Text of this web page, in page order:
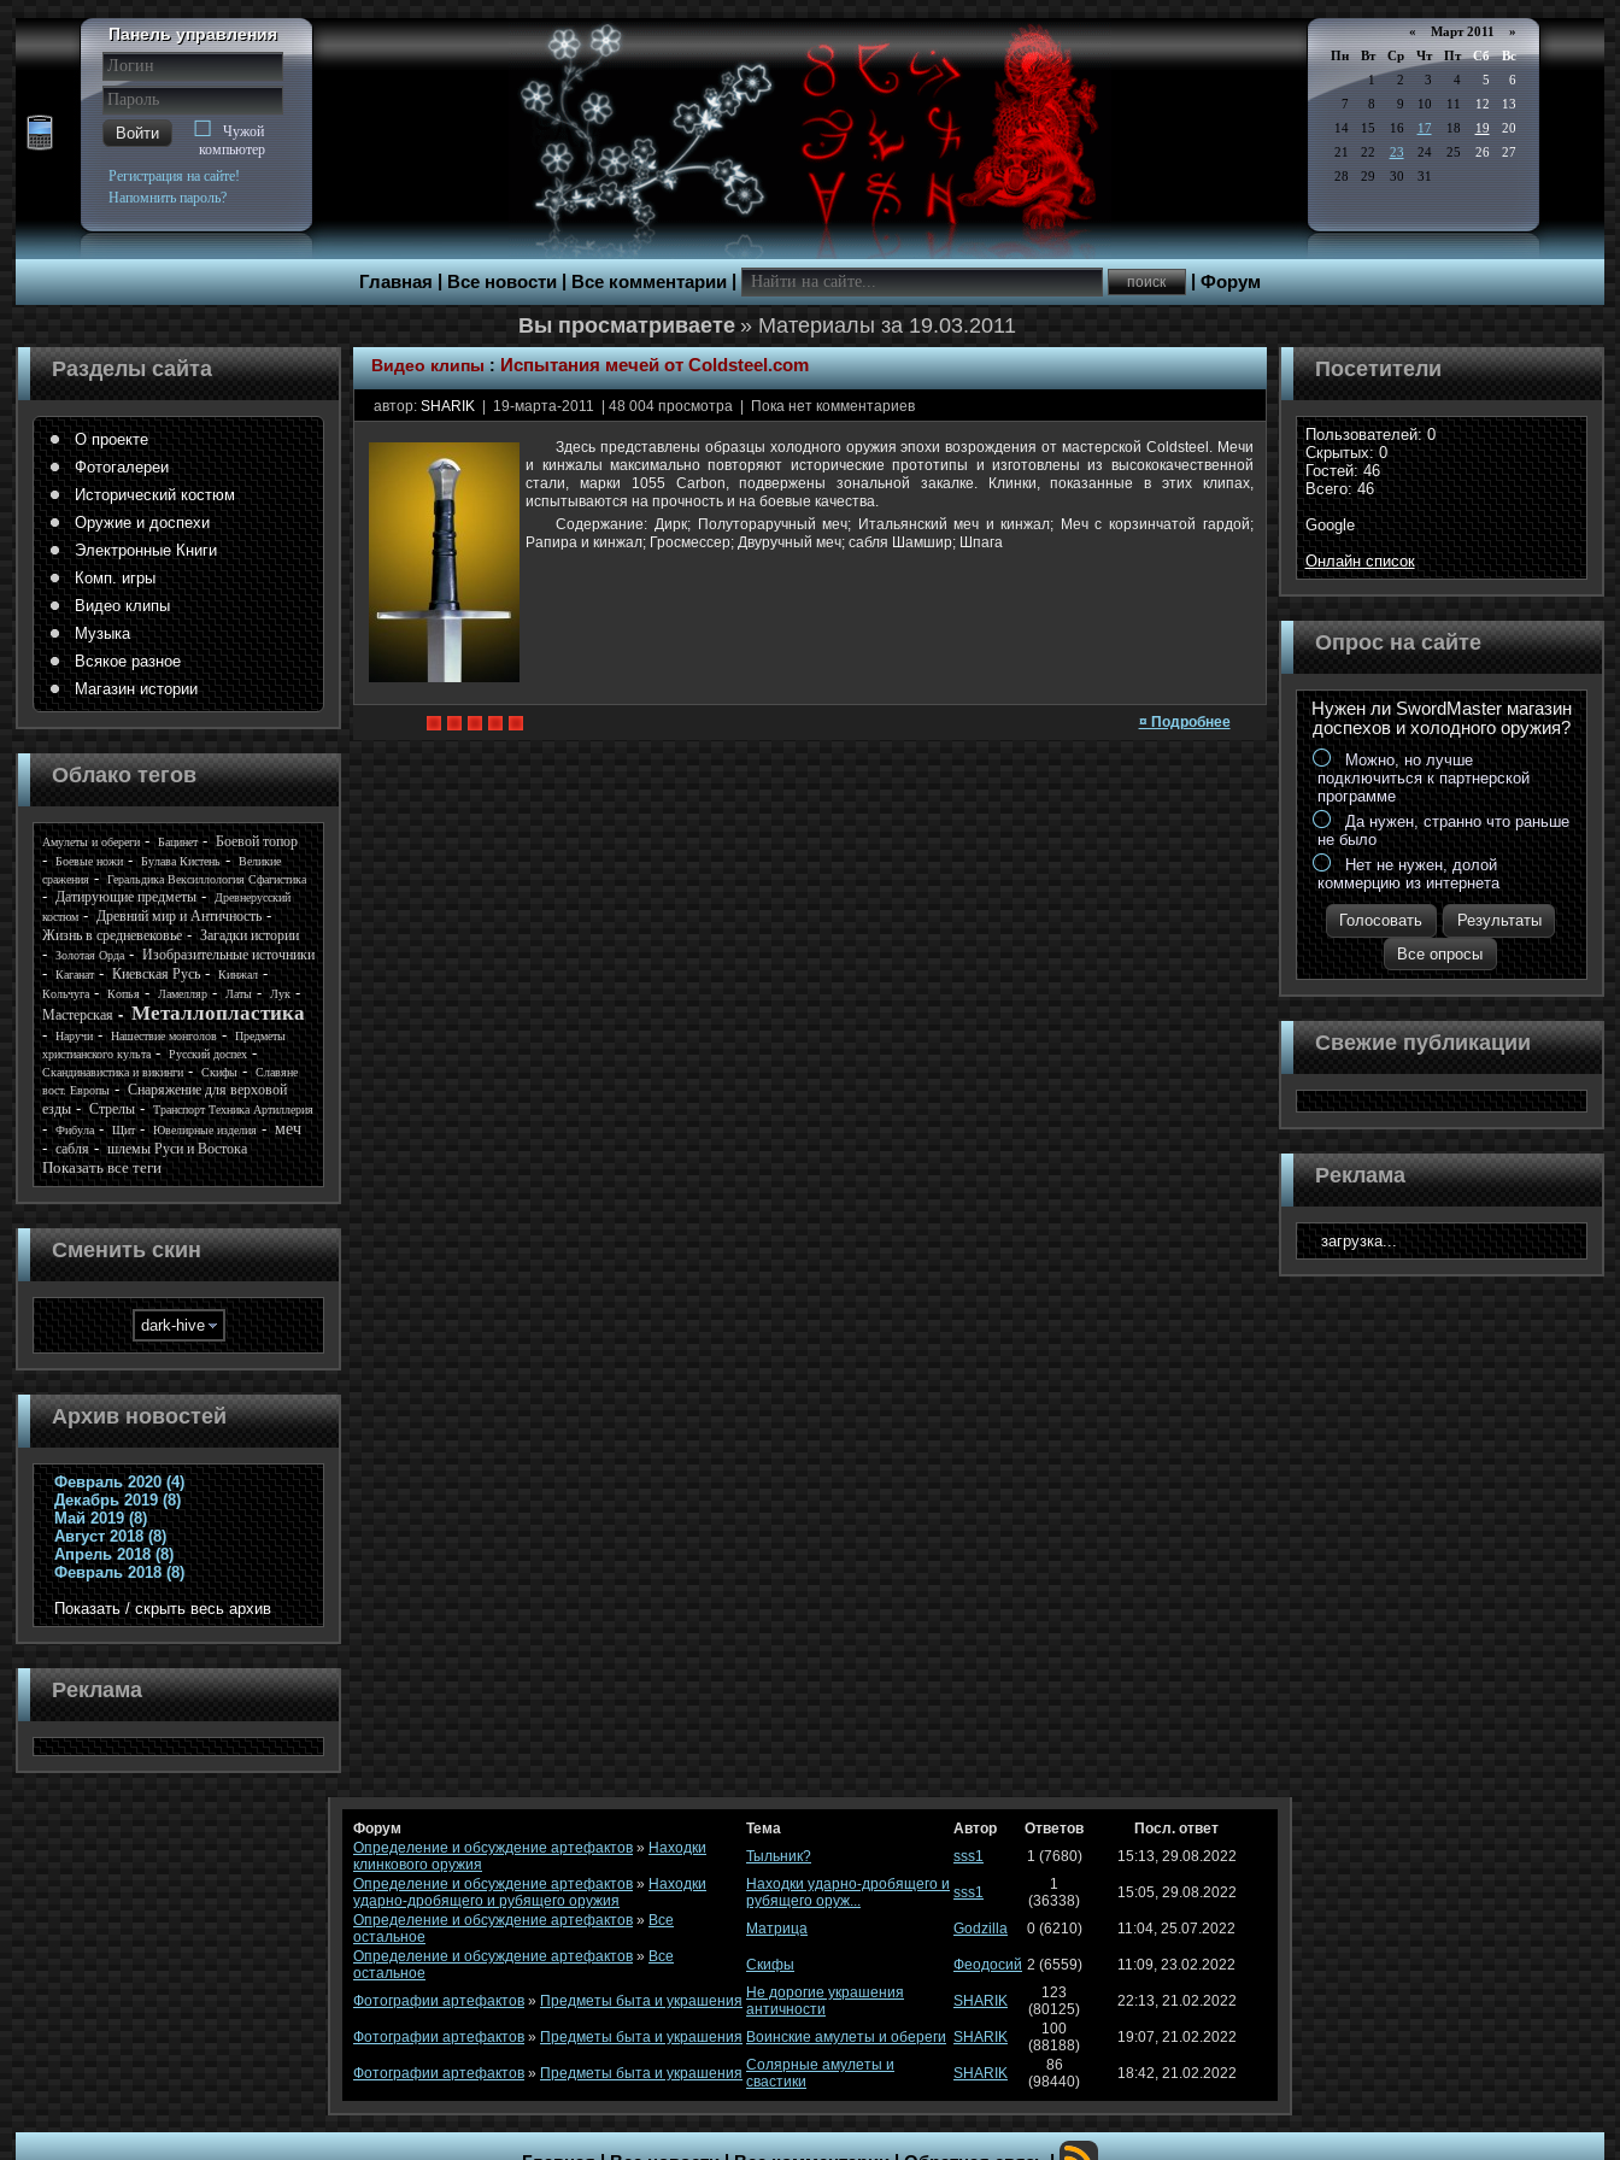
Панель управления
Войти
Чужой
компьютер
Регистрация на сайте!
Напомнить пароль?
«Март 2011»
Пн
Вт Ср Чт Пт Сб
Вс
1
2 3 4 5
6
7
8 9 10 11 12
13
14
15 16 17 18 19
20
21
22 23 24 25 26
27
28
29 30 31
Главная|Все новости|Все комментарии| |Форум
» Материалы за 19.03.2011
Видео клипы: Испытания мечей от Coldsteel.com
автор:SHARIK | 19-марта-2011 | 48 004 просмотра | Пока нет комментариев
Здесь представлены образцы холодного оружия эпохи возрождения от мастерской Coldsteel. Мечи
и кинжалы максимально повторяют исторические прототипы и изготовлены из высококачественной
стали, марки 1055 Carbon, подвержены зональной закалке. Клинки, показанные в этих клипах,
испытываются на прочность и на боевые качества.
Содержание: Дирк; Полутораручный меч; Итальянский меч и кинжал; Меч с корзинчатой гардой;
Рапира и кинжал; Гросмессер; Двуручный меч; сабля Шамшир; Шпага
¤ Подробнее
Разделы сайта
О проекте
Фотогалереи
Исторический костюм
Оружие и доспехи
Электронные Книги
Комп. игры
Видео клипы
Музыка
Всякое разное
Магазин истории
Облако тегов
Амулеты и обереги Бацинет Боевой топор
Боевые ножи Булава Кистень
Великие
сражения
Геральдика Вексиллология Сфагистика
Датирующие предметы
Древнерусский
костюм
Древний мир и Античность
Жизнь в средневековье
Загадки истории
Золотая Орда Изобразительные источники
Каганат Киевская Русь
Кинжал
Кольчуга
Копья Ламелляр Латы Лук
Мастерская Металлопластика
Наручи Нашествие монголов
Предметы
христианского культа
Русский доспех
Скандинавистика и викинги
Скифы
Славяне
вост. Европы
Снаряжение для верховой
езды
Стрелы
Транспорт Техника Артиллерия
Фибула
Щит Ювелирные изделия меч
сабля шлемы Руси и Востока
Показать все теги
Сменить скин
Архив новостей
Февраль 2020 (4)
Декабрь 2019 (8)
Май 2019 (8)
Август 2018 (8)
Апрель 2018 (8)
Февраль 2018 (8)
Показать / скрыть весь архив
Реклама
Посетители
Пользователей: 0
Скрытых: 0
Гостей: 46
Всего: 46
Google
Онлайн список
Опрос на сайте
Нужен ли SwordMaster магазин
доспехов и холодного оружия?
Можно, но лучше
подключиться к партнерской
программе
Да нужен, странно что раньше
не было
Нет не нужен, долой
коммерцию из интернета
Голосовать
Результаты
Все опросы
Свежие публикации
Реклама
загрузка...
Форум Тема Автор Ответов
Посл. ответ
Определение и обсуждение артефактов » Находки
клинкового оружия
Тыльник? sss1 1 (7680)
15:13, 29.08.2022
Определение и обсуждение артефактов » Находки
ударно-дробящего и рубящего оружия
Находки ударно-дробящего и
рубящего оруж...
sss1
1
(36338)
15:05, 29.08.2022
Определение и обсуждение артефактов » Все
остальное
Матрица Godzilla 0 (6210)
11:04, 25.07.2022
Определение и обсуждение артефактов » Все
остальное
Скифы Феодосий 2 (6559) 11:09, 23.02.2022
Фотографии артефактов » Предметы быта и украшения Не дорогие украшения
античности
SHARIK
123
(80125)
22:13, 21.02.2022
Фотографии артефактов » Предметы быта и украшения Воинские амулеты и обереги SHARIK
100
(88188)
19:07, 21.02.2022
Фотографии артефактов » Предметы быта и украшения Солярные амулеты и
свастики
SHARIK
86
(98440)
18:42, 21.02.2022